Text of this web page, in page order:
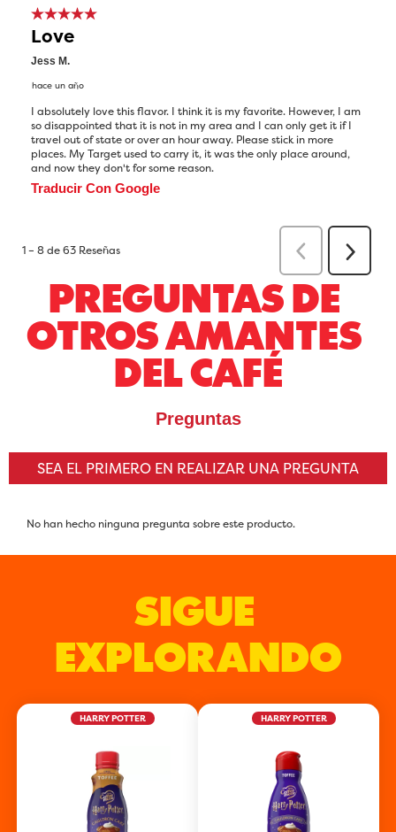
PREGUNTAS DE
OTROS AMANTES
DEL CAFÉ
SIGUE
EXPLORANDO
HARRY POTTER HARRY POTTER